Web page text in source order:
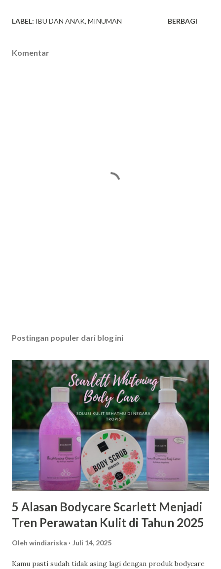
LABEL: IBU DAN ANAK MINUMAN BERBAGI
Komentar
Postingan populer dari blog ini
5 Alasan Bodycare Scarlett Menjadi
Tren Perawatan Kulit di Tahun 2025
Oleh windiariska Juli 14, 2025
Kamu pasti sudah tidak asing lagi dengan produk bodycare